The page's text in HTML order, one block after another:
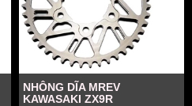
NHÔNG DĨA MREV
KAWASAKI ZX9R